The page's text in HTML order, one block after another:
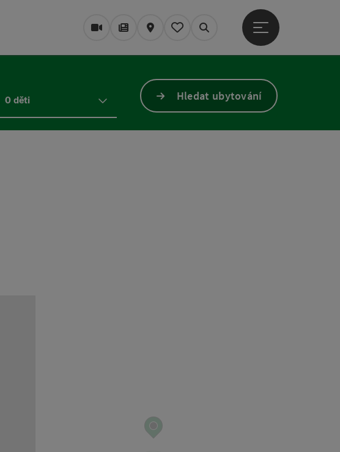
Webové kamery
Časopis/Blog
MapaZapamatované
Vyhledávání
Otevřít hlavní
0 děti Hledat ubytování